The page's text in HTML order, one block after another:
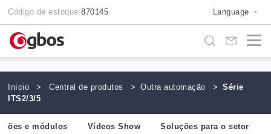
Código de estoque:870145 Language
Início > Central de produtos > Outra automação >
Série
ITS2/3/5
e módulos Vídeos Show Soluções para o setor